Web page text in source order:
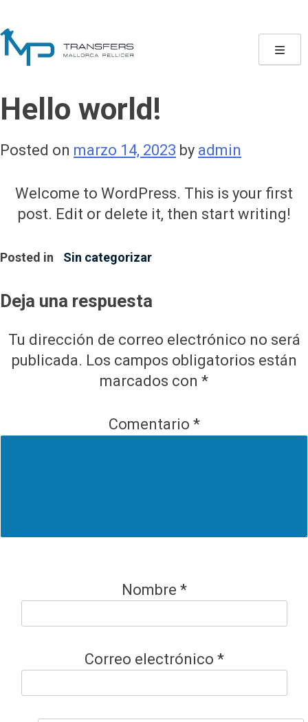
Skip
to
Hello world!
Posted on marzo 14, 2023 by admin
Welcome to WordPress. This is your first
post. Edit or delete it, then start writing!
Posted in Sin categorizar
Deja una respuesta
Tu dirección de correo electrónico no será
publicada. Los campos obligatorios están
marcados con *
Comentario *
Nombre *
Correo electrónico *